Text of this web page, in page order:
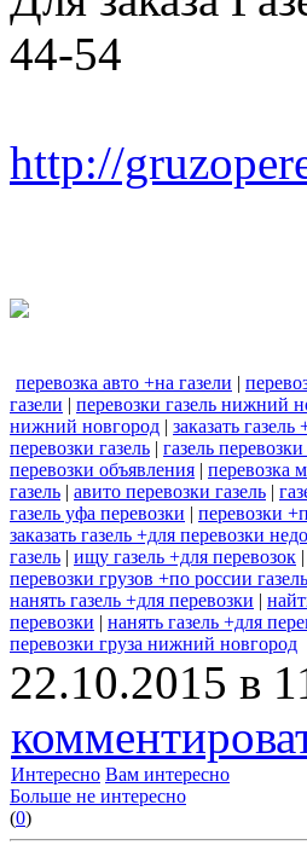
44-54
http://
перевозка авто +на газели |
газели | перевозки газель нижний
нижний новгород | заказать
перевозки газель | газель
перевозки объявления | перевозка
газель | авито перевозки газель |
газель уфа перевозки | перевозки
заказать газель +для перевозки
газель | ищу газель +для перевозок |
перевозки грузов +по россии газель
нанять газель +для перевозки |
перевозки | нанять газель +для
перевозки груза нижний новгород
22.10.2015 в
Интересно Вам интересно
Больше не интересно
(0)